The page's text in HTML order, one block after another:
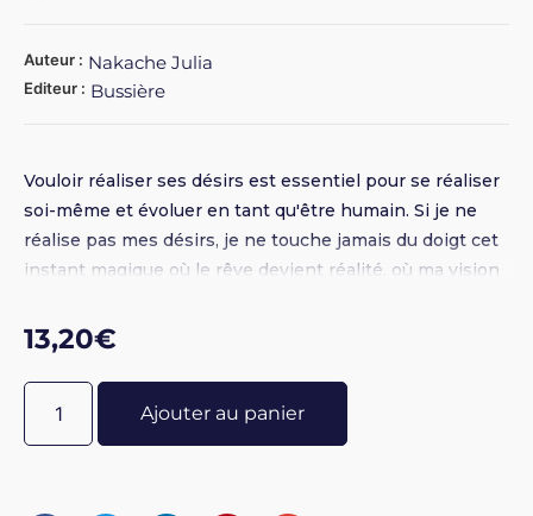
Auteur : Nakache Julia
Editeur : Bussière
Vouloir réaliser ses désirs est essentiel pour se réaliser
soi-même et évoluer en tant qu'être humain. Si je ne
réalise pas mes désirs, je ne touche jamais du doigt cet
instant magique où le rêve devient réalité, où ma vision
mon potentiel créateur. 44 clés pour réaliser ses désirs
vous donnera des outils inspirants pour vous connecter
à votre pouvoir de réalisation. Ces clés vont élargir votre
conscience et vous rappeler à quel point il est aisé
d'ouvrir les vannes de votre créativité afin de faire
13,20€
Ajouter au panier